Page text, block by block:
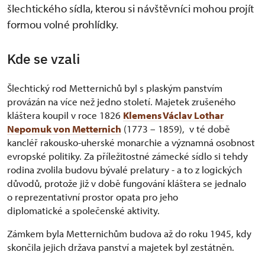
šlechtického sídla, kterou si návštěvníci mohou projít
formou volné prohlídky.
Kde se vzali
Šlechtický rod Metternichů byl s plaským panstvím
provázán na více než jedno století. Majetek zrušeného
kláštera koupil v roce 1826 Klemens Václav Lothar
Nepomuk von Metternich (1773 – 1859), v té době
kancléř rakousko-uherské monarchie a významná osobnost
evropské politiky. Za příležitostné zámecké sídlo si tehdy
rodina zvolila budovu bývalé prelatury - a to z logických
důvodů, protože již v době fungování kláštera se jednalo
o reprezentativní prostor opata pro jeho
diplomatické a společenské aktivity.
Zámkem byla Metternichům budova až do roku 1945, kdy
skončila jejich država panství a majetek byl zestátněn.